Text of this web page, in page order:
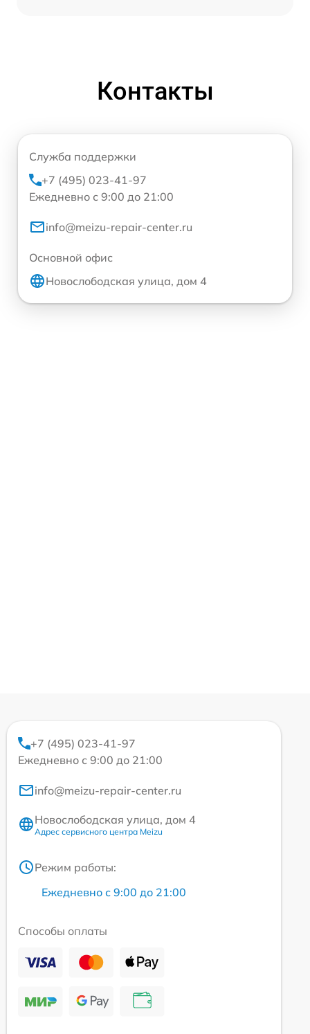
Контакты
Служба поддержки
+7 (495) 023-41-97
Ежедневно с 9:00 до 21:00
info@meizu-repair-center.ru
Основной офис
Новослободская улица, дом 4
+7 (495) 023-41-97
Ежедневно с 9:00 до 21:00
info@meizu-repair-center.ru
Новослободская улица, дом 4
Адрес сервисного центра Meizu
Режим работы:
Ежедневно с 9:00 до 21:00
Способы оплаты